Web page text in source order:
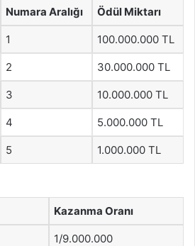
Numara Aralığı Ödül Miktarı
1 100.000.000 TL
2 30.000.000 TL
3 10.000.000 TL
4 5.000.000 TL
5 1.000.000 TL
Kazanma Oranı
1/9.000.000